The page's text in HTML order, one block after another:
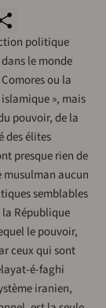
politique
le monde
ou la
», mais
pouvoir, de la
des élites
presque rien de
musulman aucun
semblables
la République
le pouvoir,
ceux qui sont
é-faghi
iranien,